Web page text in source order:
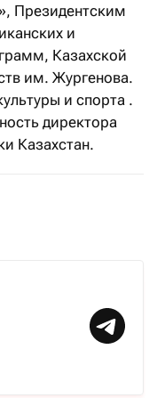
Президентским
и
Казахской
им. Жургенова.
и спорта .
директора
Казахстан.